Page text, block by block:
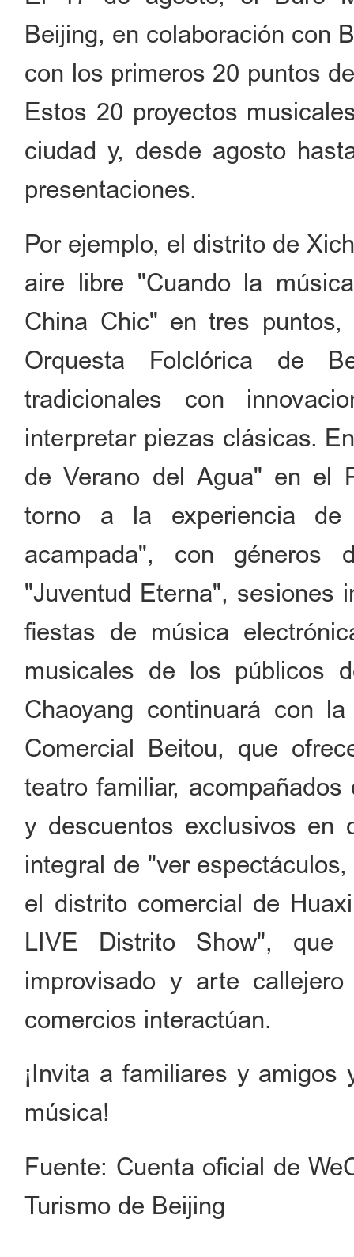
Beijing, en colaboración con
con los primeros 20 puntos
Estos 20 proyectos
ciudad y, desde agosto
presentaciones.
Por ejemplo, el distrito de
aire libre "Cuando la
China Chic" en tres
Orquesta Folclórica de
tradicionales con
interpretar piezas clásicas.
de Verano del Agua" en el
torno a la experiencia de
acampada", con
"Juventud Eterna", sesiones
fiestas de música
musicales de los públicos
Chaoyang continuará con
Comercial Beitou, que
teatro familiar,
y descuentos exclusivos en
integral de "ver
el distrito comercial de
LIVE Distrito Show", que
improvisado y arte
comercios interactúan.
¡Invita a familiares y
música!
Fuente: Cuenta oficial de
Turismo de Beijing